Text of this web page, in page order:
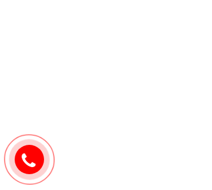
0907171571